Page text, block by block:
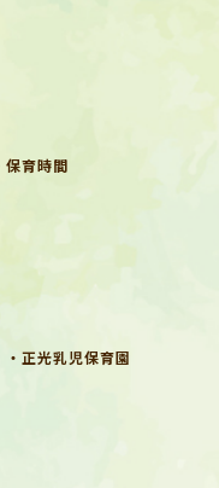
保育時間
・正光乳児保育園